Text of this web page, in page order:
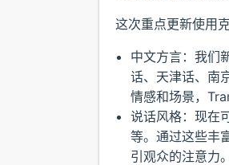
这次重点更新使用
中文方言：我们
话、天津话、南
情感和场景，
说话风格：现在
等。通过这些丰
引观众的注意力。